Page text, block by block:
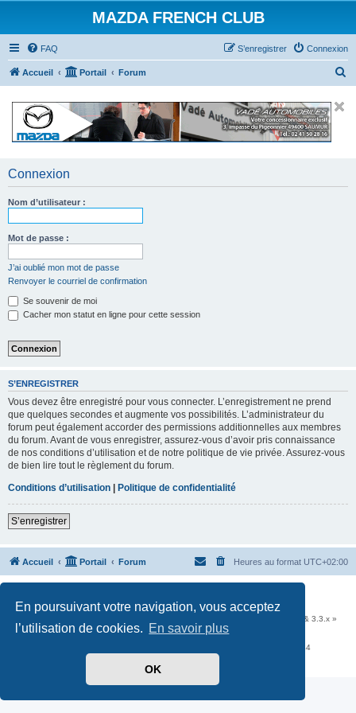
En poursuivant votre navigation, vous acceptez
l’utilisation de cookies. En savoir plus
OK
MAZDA FRENCH CLUB
FAQ Connexion
S’enregistrer
Accueil Portail Forum
c
Connexion
Nom d’utilisateur :
Mot de passe :
J’ai oublié mon mot de passe
Renvoyer le courriel de confirmation
Se souvenir de moi
Cacher mon statut en ligne pour cette session
S’ENREGISTRER
Vous devez être enregistré pour vous connecter. L’enregistrement ne prend
que quelques secondes et augmente vos possibilités. L’administrateur du
forum peut également accorder des permissions additionnelles aux membres
du forum. Avant de vous enregistrer, assurez-vous d’avoir pris connaissance
de nos conditions d’utilisation et de notre politique de vie privée. Assurez-vous
de bien lire tout le règlement du forum.
Conditions d’utilisation
Politique de confidentialité
S’enregistrer
Accueil Portail Forum Heures au format UTC+02:00
Traduit parphpBB-fr.com
: « Traductions d'extensions & styles pour phpBB 3.2.x & 3.3.x »
Forum hébergé par les services d’Infomaniak Network SA
Avenue de la Praille, 26 - 1227 Carouge - Suisse - tél +41 22 820 35 44